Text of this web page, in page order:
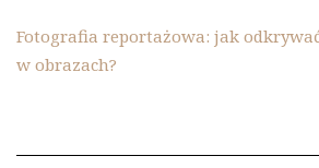
Fotografia reportażowa: jak
w obrazach?